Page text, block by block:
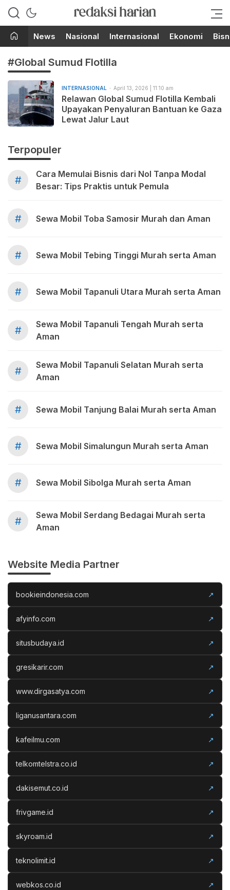
RedaksiHarian.com
Berita Terupdate dari Redaksi
News Nasional Internasional Ekonomi
#Global Sumud Flotilla
INTERNASIONAL April 13, 2026 | 11:10 am
Relawan Global Sumud Flotilla Kembali
Upayakan Penyaluran Bantuan ke Gaza
Lewat Jalur Laut
Terpopuler
#
Cara Memulai Bisnis dari Nol Tanpa Modal
Besar: Tips Praktis untuk Pemula
# Sewa Mobil Toba Samosir Murah dan Aman
# Sewa Mobil Tebing Tinggi Murah serta Aman
# Sewa Mobil Tapanuli Utara Murah serta Aman
#
Sewa Mobil Tapanuli Tengah Murah serta
Aman
#
Sewa Mobil Tapanuli Selatan Murah serta
Aman
# Sewa Mobil Tanjung Balai Murah serta Aman
# Sewa Mobil Simalungun Murah serta Aman
# Sewa Mobil Sibolga Murah serta Aman
#
Sewa Mobil Serdang Bedagai Murah serta
Aman
Website Media Partner
bookieindonesia.com ↗
afyinfo.com ↗
situsbudaya.id ↗
gresikarir.com ↗
www.dirgasatya.com ↗
liganusantara.com ↗
kafeilmu.com ↗
telkomtelstra.co.id ↗
dakisemut.co.id ↗
frivgame.id ↗
skyroam.id ↗
teknolimit.id ↗
webkos.co.id ↗